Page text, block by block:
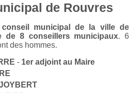
de Rouvres
conseil municipal de la ville de
de 8 conseillers municipaux. 6
des hommes.
- 1er adjoint au Maire